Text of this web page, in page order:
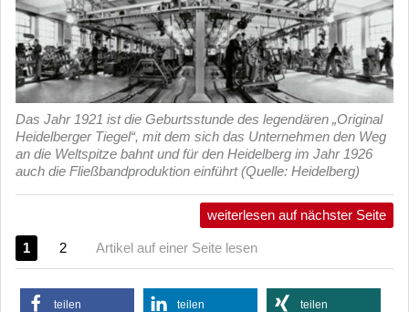
Das Jahr 1921 ist die Geburtsstunde des legendären „Original
Heidelberger Tiegel“, mit dem sich das Unternehmen den Weg
an die Weltspitze bahnt und für den Heidelberg im Jahr 1926
auch die Fließbandproduktion einführt (Quelle: Heidelberg)
weiterlesen auf nächster Seite
1 2 Artikel auf einer Seite lesen
teilen teilen teilen